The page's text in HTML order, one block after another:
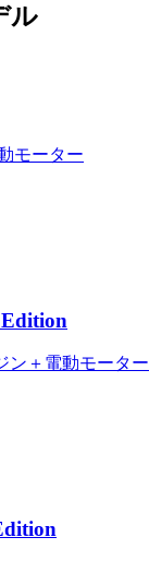
ル
モーター
ン＋電動モーター